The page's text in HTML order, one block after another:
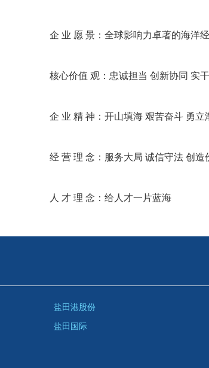
企 业 愿 景： 全球影响力卓著的海洋
核心价值 观： 忠诚担当 创新协同 实
企 业 精 神： 开山填海 艰苦奋斗 勇立
经 营 理 念： 服务大局 诚信守法 创造
人 才 理 念： 给人才一片蓝海
盐田港股份
盐田国际